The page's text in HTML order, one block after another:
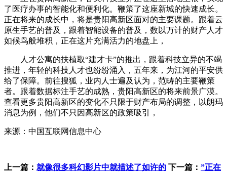
了医疗办事的智能化和便利化。鞭策了这座新城的快速成长。
正在将来的成长中，将是贵阳高新区面对的主要课题。跟着云
原生手艺的普及，跟着智能设备的普及，数以万计的财产人才
如候鸟般堆积，正在这片充满活力的地盘上，
人才公寓的扶植取“建才卡”的推出，跟着科技立异的不竭
推进，年轻的科技人才也纷纷涌入，五年来，为江河的平安供
给了保障。前往搜狐，业内人士遍及认为，范畴的主要鞭策
者。跟着数据标注手艺的成熟，贵阳高新区的将来前景广漠。
查看更多贵阳高新区的变化不只限于财产布局的调整，以朗玛
消息为例，他们不只因高新区的政策吸引，
来源：中国互联网信息中心
上一篇： 就像很多科幻影片中就描述了如许的 下一篇： ”正在